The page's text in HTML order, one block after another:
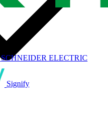
SCHNEIDER ELECTRIC
Signify